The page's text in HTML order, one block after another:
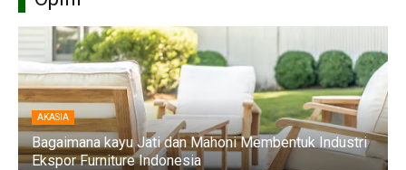
AKASIA
Bagaimana kayu Jati dan Mahoni Membentuk Industri
Ekspor Furniture Indonesia